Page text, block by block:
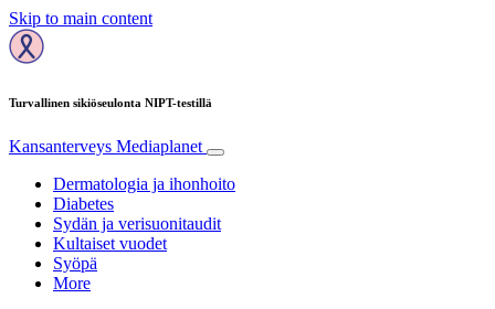
Skip to main content
Turvallinen sikiöseulonta NIPT-testillä
Kansanterveys Mediaplanet
Dermatologia ja ihonhoito
Diabetes
Sydän ja verisuonitaudit
Kultaiset vuodet
Syöpä
More